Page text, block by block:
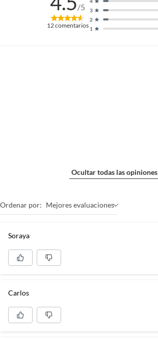
/5
12comentarios 1
2
3
Ocultar todas las opiniones
Ordenar por: Mejores evaluaciones
Soraya
Carlos